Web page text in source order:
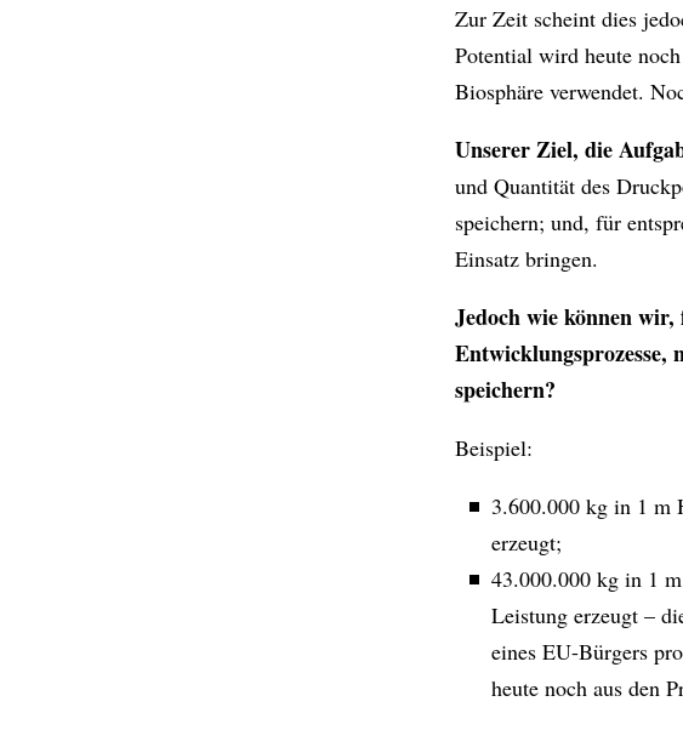
Zur Zeit scheint dies
Potential wird heute
Biosphäre verwendet.
Unserer Ziel, die
und Quantität des
speichern; und, für
Einsatz bringen.
Jedoch wie können
speichern?
Beispiel:
3.600.000 kg in 1 m
erzeugt;
43.000.000 kg in 1
Leistung erzeugt –
eines EU-Bürgers
heute noch aus den